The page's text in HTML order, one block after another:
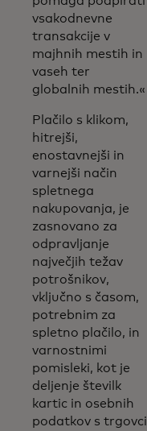
vsakodnevne
transakcije v
majhnih mestih in
vaseh ter
globalnih mestih.«
Plačilo s klikom,
hitrejši,
enostavnejši in
varnejši način
spletnega
nakupovanja, je
zasnovano za
odpravljanje
največjih težav
potrošnikov,
vključno s časom,
potrebnim za
spletno plačilo, in
varnostnimi
pomisleki, kot je
deljenje številk
kartic in osebnih
podatkov s trgovci